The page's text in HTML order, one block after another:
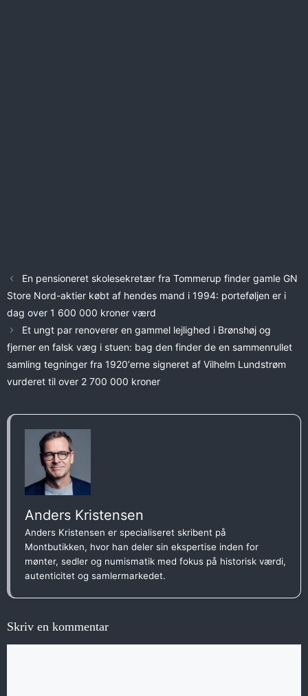
En pensioneret skolesekretær fra Tommerup finder gamle GN
Store Nord-aktier købt af hendes mand i 1994: porteføljen er i
dag over 1 600 000 kroner værd
Et ungt par renoverer en gammel lejlighed i Brønshøj og
fjerner en falsk væg i stuen: bag den finder de en sammenrullet
samling tegninger fra 1920ʼerne signeret af Vilhelm Lundstrøm
vurderet til over 2 700 000 kroner
Anders Kristensen
Anders Kristensen er specialiseret skribent på
Montbutikken, hvor han deler sin ekspertise inden for
mønter, sedler og numismatik med fokus på historisk værdi,
autenticitet og samlermarkedet.
Skriv en kommentar